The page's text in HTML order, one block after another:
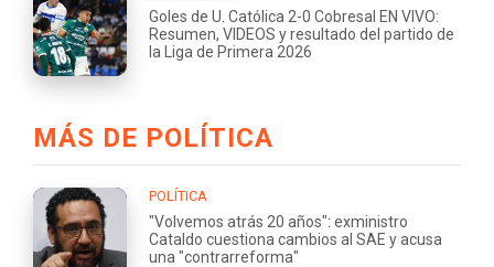
Goles de U. Católica 2-0 Cobresal EN VIVO:
Resumen, VIDEOS y resultado del partido de
la Liga de Primera 2026
MÁS DE POLÍTICA
POLÍTICA
"Volvemos atrás 20 años": exministro
Cataldo cuestiona cambios al SAE y acusa
una "contrarreforma"